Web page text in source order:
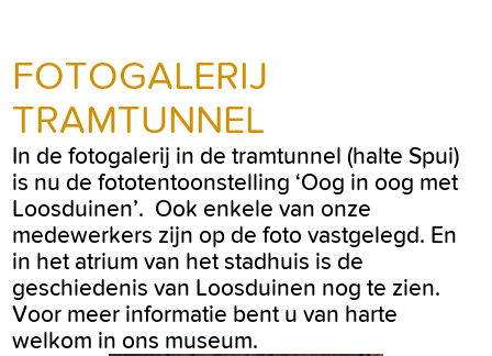
FOTOGALERIJ
TRAMTUNNEL
In de fotogalerij in de tramtunnel (halte Spui)
is nu de fototentoonstelling ‘Oog in oog met
Loosduinen’. Ook enkele van onze
medewerkers zijn op de foto vastgelegd. En
in het atrium van het stadhuis is de
geschiedenis van Loosduinen nog te zien.
Voor meer informatie bent u van harte
welkom in ons museum.